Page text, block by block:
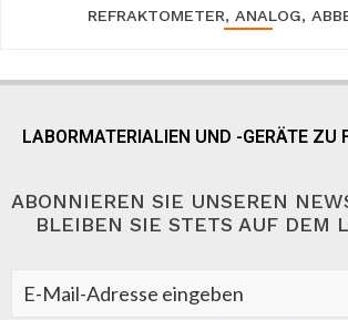
REFRAKTOMETER, ANALOG,
LABORMATERIALIEN UND -GERÄTE ZU
ABONNIEREN SIE UNSEREN
BLEIBEN SIE STETS AUF DEM